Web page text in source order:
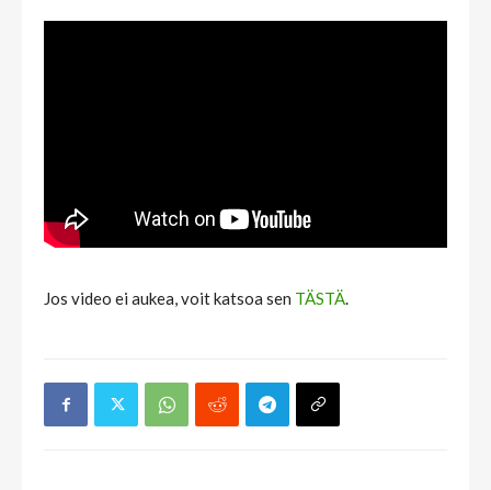
Jos video ei aukea, voit katsoa sen TÄSTÄ.